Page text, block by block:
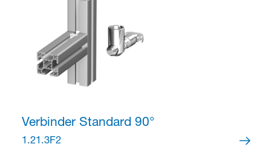
VerbinderStandard 90°
1.21.3F2